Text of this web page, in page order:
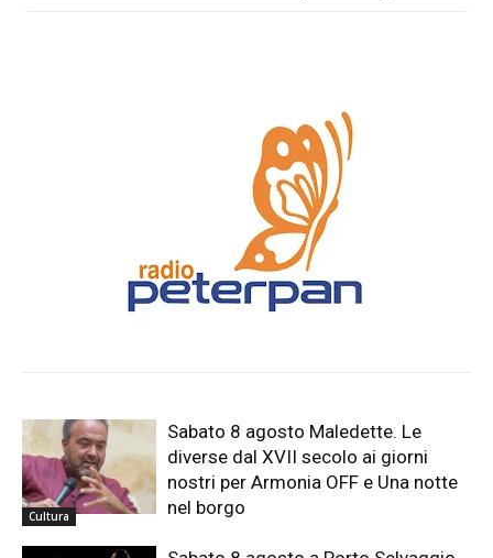
Cultura
Sabato 8 agosto Maledette. Le
diverse dal XVII secolo ai giorni
nostri per Armonia OFF e Una notte
nel borgo